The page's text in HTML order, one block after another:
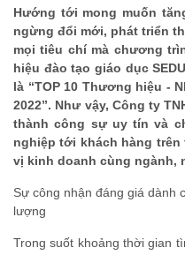
Hướng tới mong muốn
ngừng đổi mới, phát triển
mọi tiêu chí mà chương
hiệu đào tạo giáo dục
là “TOP 10 Thương hiệu -
2022”. Như vậy, Công ty
thành công sự uy tín và
nghiệp tới khách hàng
vị kinh doanh cùng ngành,
Sự công nhận đáng giá dành
lượng
Trong suốt khoảng thời gian